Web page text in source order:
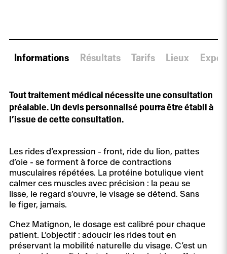
Informations Résultats Tarifs Lieux
Tout traitement médical nécessite une consultation
préalable. Un devis personnalisé pourra être établi à
l’issue de cette consultation.
Les rides d’expression - front, ride du lion, pattes
d’oie - se forment à force de contractions
musculaires répétées. La protéine botulique vient
calmer ces muscles avec précision : la peau se
lisse, le regard s’ouvre, le visage se détend. Sans
le figer, jamais.
Chez Matignon, le dosage est calibré pour chaque
patient. L’objectif : adoucir les rides tout en
préservant la mobilité naturelle du visage. C’est un